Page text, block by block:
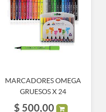
MARCADORES OMEGA
GRUESOS X 24
$ 500,00